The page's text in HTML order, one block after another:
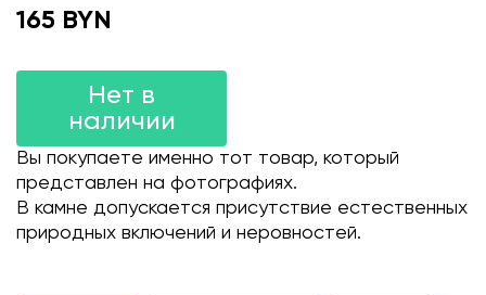
165 BYN
Нет в
наличии
Вы покупаете именно тот товар, который
представлен на фотографиях.
В камне допускается присутствие естественных
природных включений и неровностей.